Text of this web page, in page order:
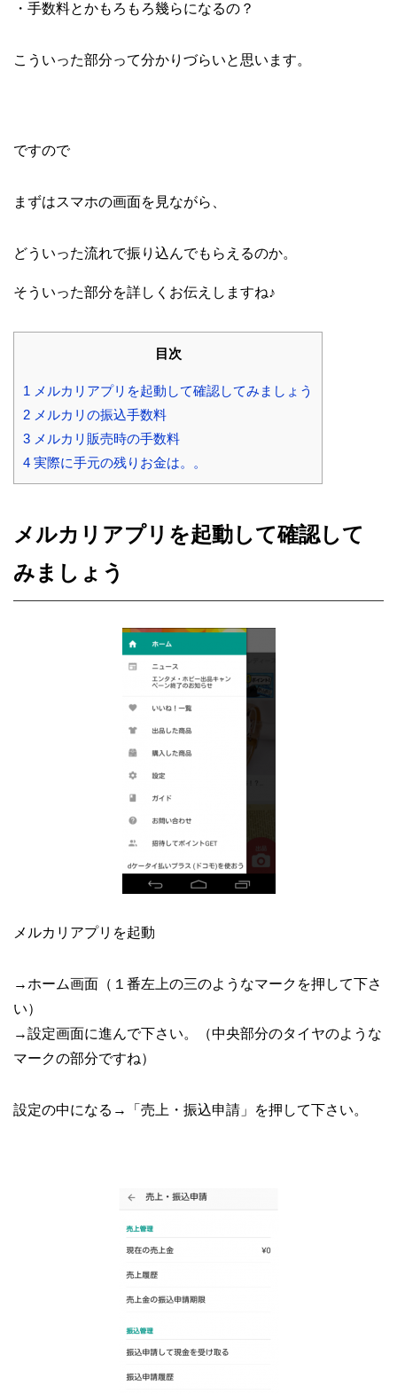
・手数料とかもろもろ幾らになるの？
こういった部分って分かりづらいと思います。
ですので
まずはスマホの画面を見ながら、
どういった流れで振り込んでもらえるのか。
そういった部分を詳しくお伝えしますね♪
目次
1 メルカリアプリを起動して確認してみましょう
2 メルカリの振込手数料
3 メルカリ販売時の手数料
4 実際に手元の残りお金は。。
メルカリアプリを起動して確認して
みましょう
メルカリアプリを起動
→ホーム画面（１番左上の三のようなマークを押して下さ
い）
→設定画面に進んで下さい。（中央部分のタイヤのような
マークの部分ですね）
設定の中になる → 「売上・振込申請」を押して下さい。